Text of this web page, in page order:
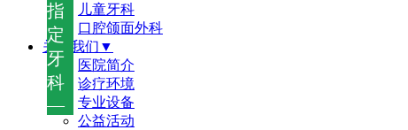
指
定
牙
科
—
儿童牙科
口腔颌面外科
关于我们▼
医院简介
诊疗环境
专业设备
公益活动